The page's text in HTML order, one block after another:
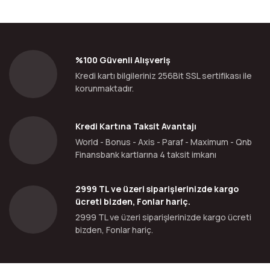
%100 Güvenli Alışveriş
Kredi kartı bilgileriniz 256Bit SSL sertifikası ile
korunmaktadır.
Kredi Kartına Taksit Avantajı
World - Bonus - Axis - Paraf - Maximum - Qnb
Finansbank kartlarına 4 taksit imkanı
2999 TL ve üzeri siparişlerinizde kargo
ücreti bizden, Fonlar hariç.
2999 TL ve üzeri siparişlerinizde kargo ücreti
bizden, Fonlar hariç.